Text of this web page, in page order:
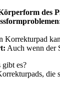
des
Korrekturpad
Auch wenn der
es?